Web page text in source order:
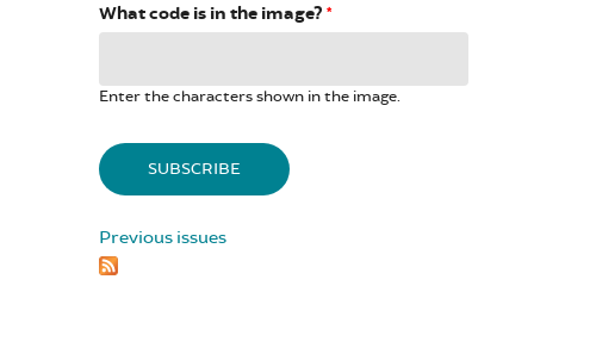
What code is in the image? *
Enter the characters shown in the image.
Previous issues